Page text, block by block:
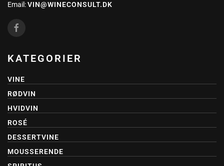
Email:VIN@WINECONSULT.DK
KATEGORIER
VINE
RØDVIN
HVIDVIN
ROSÉ
DESSERTVINE
MOUSSERENDE